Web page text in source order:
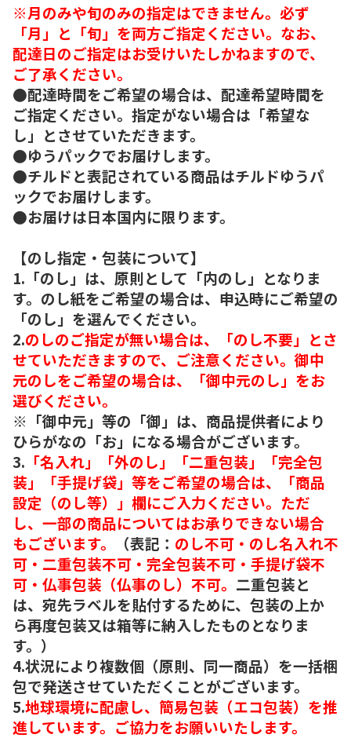
※月のみや旬のみの指定はできません。必ず
「月」と「旬」を両方ご指定ください。なお、
配達日のご指定はお受けいたしかねますので、
ご了承ください。
●配達時間をご希望の場合は、配達希望時間を
ご指定ください。指定がない場合は「希望な
し」とさせていただきます。
●ゆうパックでお届けします。
●チルドと表記されている商品はチルドゆうパ
ックでお届けします。
●お届けは日本国内に限ります。
【のし指定・包装について】
1.「のし」は、原則として「内のし」となりま
す。のし紙をご希望の場合は、申込時にご希望の
「のし」を選んでください。
2.のしのご指定が無い場合は、「のし不要」とさ
せていただきますので、ご注意ください。御中
元のしをご希望の場合は、「御中元のし」をお
選びください。
※「御中元」等の「御」は、商品提供者により
ひらがなの「お」になる場合がございます。
3. 「名入れ」「外のし」「二重包装」「完全包
装」「手提げ袋」等をご希望の場合は、「商品
設定（のし等）」欄にご入力ください。ただ
し、一部の商品についてはお承りできない場合
もございます。
（表記： のし不可・のし名入れ不
可・二重包装不可・完全包装不可・手提げ袋不
可・仏事包装（仏事のし）不可。 二重包装と
は、宛先ラベルを貼付するために、包装の上か
ら再度包装又は箱等に納入したものとなりま
す。）
4.状況により複数個（原則、同一商品）を一括梱
包で発送させていただくことがございます。
5.地球環境に配慮し、簡易包装（エコ包装）を推
進しています。ご協力をお願いいたします。